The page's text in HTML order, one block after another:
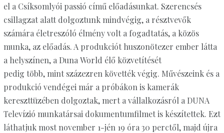
el a Csíksomlyói passió című előadásunkat. Szerencsés
csillagzat alatt dolgoztunk mindvégig, a résztvevők
számára életreszóló élmény volt a fogadtatás, a közös
munka, az előadás. A produkciót huszonötezer ember látta
a helyszínen, a Duna World élő közvetítését
pedig több, mint százezren követték végig. Művészeink és a
produkció vendégei már a próbákon is kamerák
kereszttüzében dolgoztak, mert a vállalkozásról a DUNA
Televízió munkatársai dokumentumfilmet is készítettek. Ezt
láthatjuk most november 1-jén 19 óra 30 perctől, majd újra